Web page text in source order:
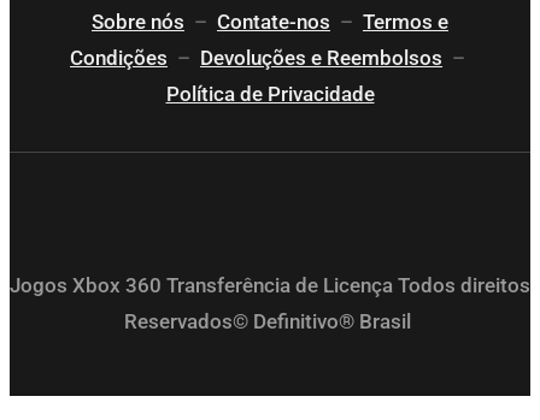
Sobre nós – Contate-nos – Termos e
Condições – Devoluções e Reembolsos –
Política de Privacidade
Jogos Xbox 360 Transferência de Licença Todos direitos
Reservados© Definitivo® Brasil